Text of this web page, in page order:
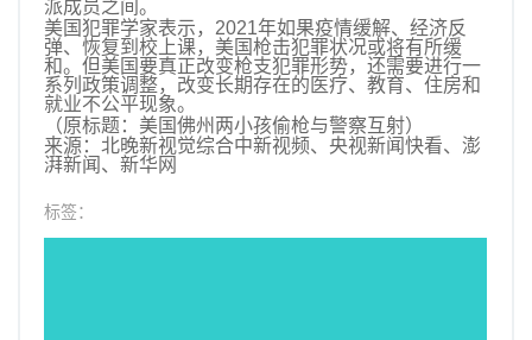
派成员之间。
美国犯罪学家表示，2021年如果疫情缓解、经济反
弹、恢复到校上课，美国枪击犯罪状况或将有所缓
和。但美国要真正改变枪支犯罪形势，还需要进行一
系列政策调整，改变长期存在的医疗、教育、住房和
就业不公平现象。
（原标题：美国佛州两小孩偷枪与警察互射）
来源：北晚新视觉综合中新视频、央视新闻快看、澎
湃新闻、新华网
标签：